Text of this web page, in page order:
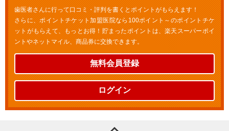
歯医者さんに行って口コミ・評判を書くとポイントがもらえます！
さらに、ポイントチケット加盟医院なら100ポイント～のポイントチケ
ットがもらえて、もっとお得！貯まったポイントは、楽天スーパーポイ
ントやネットマイル、商品券に交換できます。
無料会員登録
ログイン